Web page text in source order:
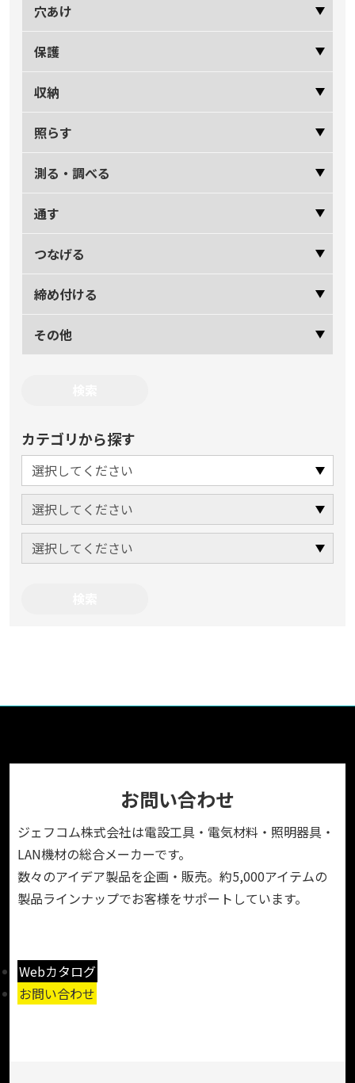
穴あけ
保護
収納
照らす
測る・調べる
通す
つなげる
締め付ける
その他
カテゴリから探す
お問い合わせ
ジェフコム株式会社は電設工具・電気材料・照明器具・
LAN機材の総合メーカーです。
数々のアイデア製品を企画・販売。約5,000アイテムの
製品ラインナップでお客様をサポートしています。
Webカタログ
お問い合わせ